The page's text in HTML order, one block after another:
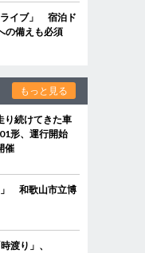
ライブ」 宿泊ド
の備えも必須
もっと見る
り続けてきた車
形、運行開始
催
」 和歌山市立博
渡り」、